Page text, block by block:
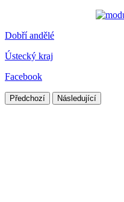
Dobří andělé
Ústecký kraj
Facebook
Předchozí Následující